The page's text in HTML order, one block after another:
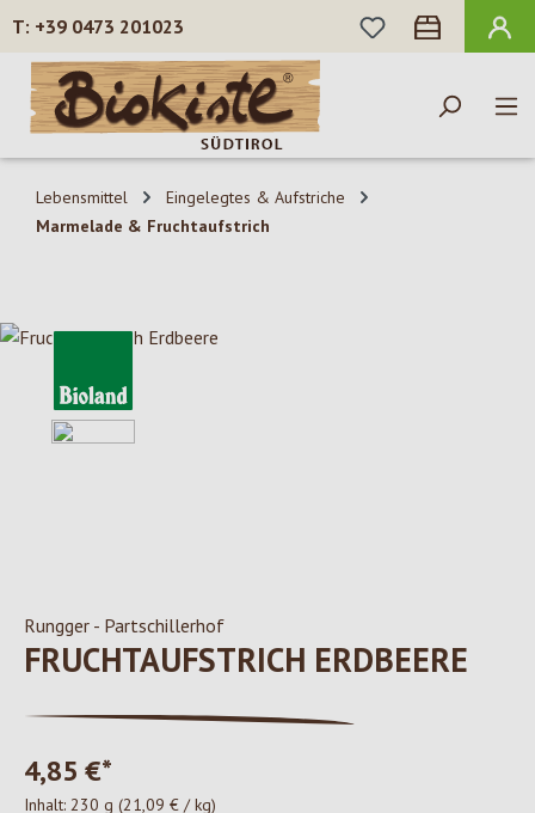
Zum Hauptinhalt springen
+39 0473 201023
DU HAST 0
Lebensmittel
Eingelegtes & Aufstriche
Marmelade & Fruchtaufstrich
Bildergalerie überspringen
Rungger - Partschillerhof
FRUCHTAUFSTRICH ERDBEERE
4,85 €*
Inhalt: 230 g (21,09 € / kg)